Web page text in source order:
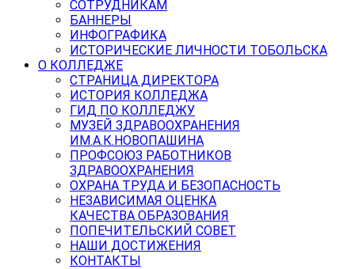
СОТРУДНИКАМ
БАННЕРЫ
ИНФОГРАФИКА
ИСТОРИЧЕСКИЕ ЛИЧНОСТИ ТОБОЛЬСКА
О КОЛЛЕДЖЕ
СТРАНИЦА ДИРЕКТОРА
ИСТОРИЯ КОЛЛЕДЖА
ГИД ПО КОЛЛЕДЖУ
МУЗЕЙ ЗДРАВООХРАНЕНИЯ
ИМ.А.К.НОВОПАШИНА
ПРОФСОЮЗ РАБОТНИКОВ
ЗДРАВООХРАНЕНИЯ
ОХРАНА ТРУДА И БЕЗОПАСНОСТЬ
НЕЗАВИСИМАЯ ОЦЕНКА
КАЧЕСТВА ОБРАЗОВАНИЯ
ПОПЕЧИТЕЛЬСКИЙ СОВЕТ
НАШИ ДОСТИЖЕНИЯ
КОНТАКТЫ